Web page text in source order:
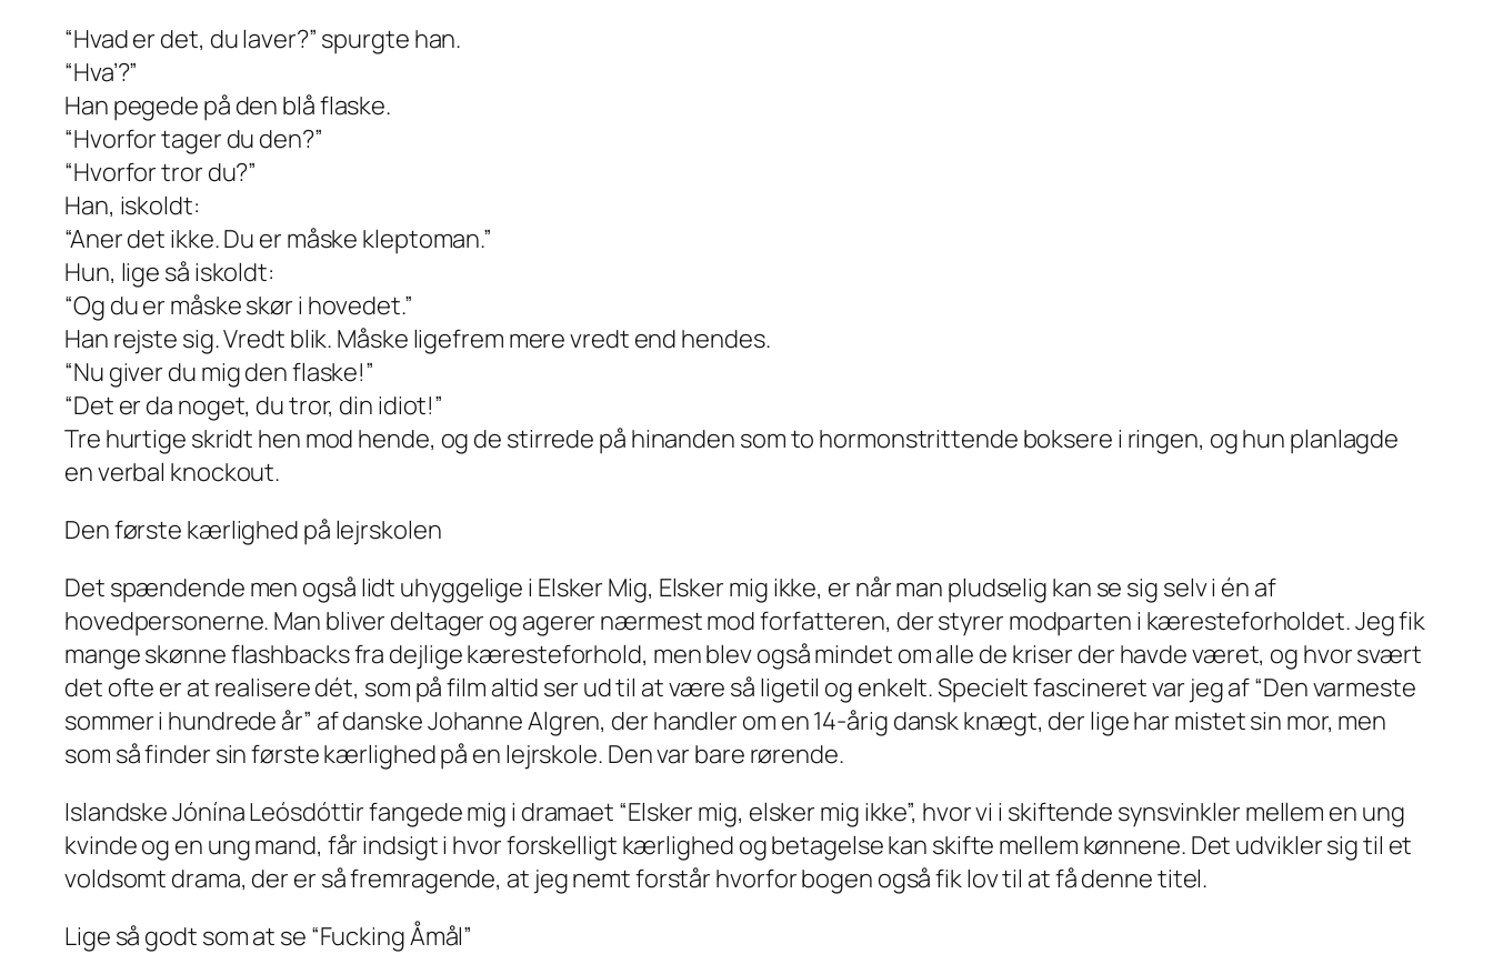
“Hvad er det, du laver?” spurgte han.
“Hva’?”
Han pegede på den blå flaske.
“Hvorfor tager du den?”
“Hvorfor tror du?”
Han, iskoldt:
“Aner det ikke. Du er måske kleptoman.”
Hun, lige så iskoldt:
“Og du er måske skør i hovedet.”
Han rejste sig. Vredt blik. Måske ligefrem mere vredt end hendes.
“Nu giver du mig den flaske!”
“Det er da noget, du tror, din idiot!”
Tre hurtige skridt hen mod hende, og de stirrede på hinanden som to hormonstrittende boksere i ringen, og hun planlagde
en verbal knockout.
Den første kærlighed på lejrskolen
Det spændende men også lidt uhyggelige i Elsker Mig, Elsker mig ikke, er når man pludselig kan se sig selv i én af
hovedpersonerne. Man bliver deltager og agerer nærmest mod forfatteren, der styrer modparten i kæresteforholdet. Jeg fik
mange skønne flashbacks fra dejlige kæresteforhold, men blev også mindet om alle de kriser der havde været, og hvor svært
det ofte er at realisere dét, som på film altid ser ud til at være så ligetil og enkelt. Specielt fascineret var jeg af “Den varmeste
sommer i hundrede år” af danske Johanne Algren, der handler om en 14-årig dansk knægt, der lige har mistet sin mor, men
som så finder sin første kærlighed på en lejrskole. Den var bare rørende.
Islandske Jónína Leósdóttir fangede mig i dramaet “Elsker mig, elsker mig ikke”, hvor vi i skiftende synsvinkler mellem en ung
kvinde og en ung mand, får indsigt i hvor forskelligt kærlighed og betagelse kan skifte mellem kønnene. Det udvikler sig til et
voldsomt drama, der er så fremragende, at jeg nemt forstår hvorfor bogen også fik lov til at få denne titel.
Lige så godt som at se “Fucking Åmål”